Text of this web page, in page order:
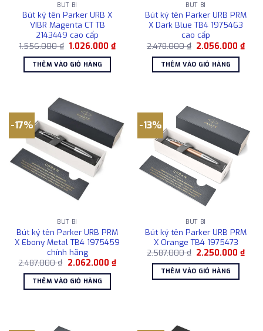
BÚT BI
Bút ký tên Parker URB X
VIBR Magenta CT TB
2143449 cao cấp
1.556.000₫ Giá
là:
1.556.000 ₫.
1.026.000₫Giá
hiện
1.026.000 ₫.
THÊM VÀO GIỎ HÀNG
BÚT BI
Bút ký tên Parker URB PRM
X Dark Blue TB4 1975463
cao cấp
2.478.000₫ Giá
là:
2.478.000 ₫.
2.056.000₫Giá
hiện
THÊM VÀO GIỎ HÀNG
-17%
BÚT BI
Bút ký tên Parker URB PRM
X Ebony Metal TB4 1975459
chính hãng
2.487.000₫ Giá
là:
2.487.000 ₫.
2.062.000 ₫Giá
THÊM VÀO GIỎ HÀNG
-13%
BÚT BI
Bút ký tên Parker URB PRM
X Orange TB4 1975473
2.587.000₫ Giá
là:
2.587.000 ₫.
2.250.000₫Giá
THÊM VÀO GIỎ HÀNG